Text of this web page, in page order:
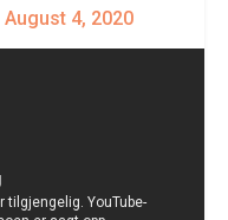
August 4, 2020